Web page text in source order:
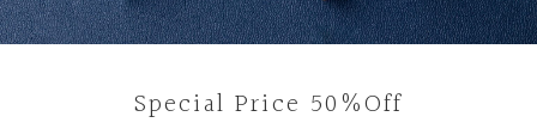
Special Price 50%Off